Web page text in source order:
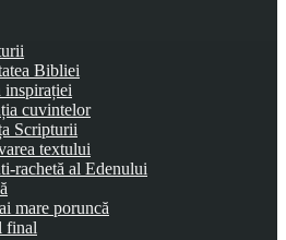
Bibliei
inspirației
cuvintelor
Scripturii
textului
rachetă al Edenului
mare poruncă
final